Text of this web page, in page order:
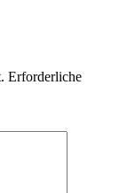
Erforderliche